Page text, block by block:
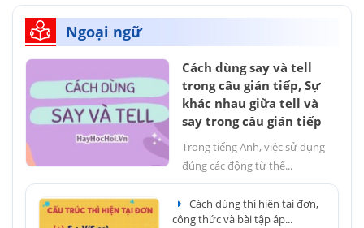
Ngoại ngữ
Cách dùng say và tell
trong câu gián tiếp, Sự
khác nhau giữa tell và
say trong câu gián tiếp
Trong tiếng Anh, việc sử dụng
đúng các động từ thể...
Cách dùng thì hiện tại đơn,
công thức và bài tập áp...